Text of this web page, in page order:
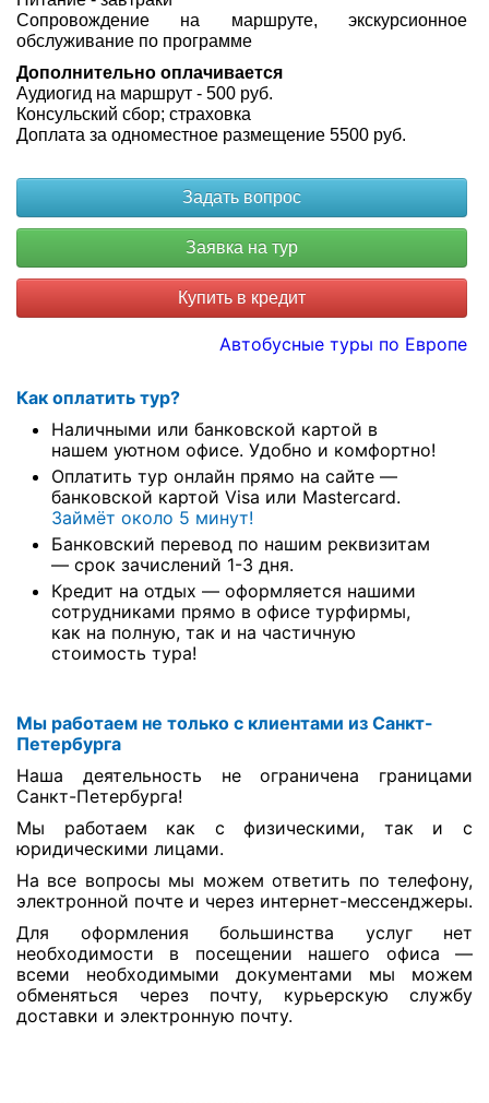
Сопровождение на маршруте, экскурсионное
обслуживание по программе
Дополнительно оплачивается
Аудиогид на маршрут - 500 руб.
Консульский сбор; страховка
Доплата за одноместное размещение 5500 руб.
Купить в кредит
Автобусные туры по Европе
Как оплатить тур?
Наличными или банковской картой в
нашем уютном офисе. Удобно и комфортно!
Оплатить тур онлайн прямо на сайте —
банковской картой Visa или Mastercard.
Займёт около 5 минут!
Банковский перевод по нашим реквизитам
— срок зачислений 1-3 дня.
Кредит на отдых — оформляется нашими
сотрудниками прямо в офисе турфирмы,
как на полную, так и на частичную
стоимость тура!
Мы работаем не только с клиентами из Санкт-
Петербурга
Наша деятельность не ограничена границами
Санкт-Петербурга!
Мы работаем как с физическими, так и с
юридическими лицами.
На все вопросы мы можем ответить по телефону,
электронной почте и через интернет-мессенджеры.
Для оформления большинства услуг нет
необходимости в посещении нашего офиса —
всеми необходимыми документами мы можем
обменяться через почту, курьерскую службу
доставки и электронную почту.